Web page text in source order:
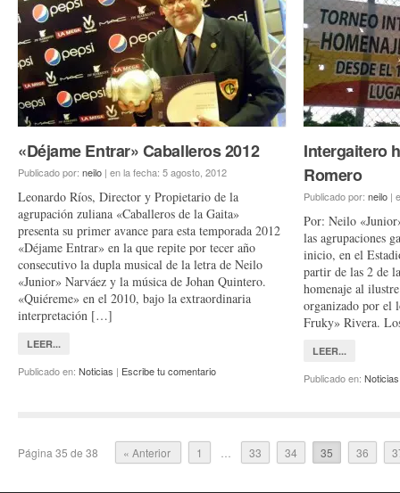
«Déjame Entrar» Caballeros 2012
Publicado por: neilo | en la fecha: 5 agosto, 2012
Leonardo Ríos, Director y Propietario de la
agrupación zuliana «Caballeros de la Gaita»
presenta su primer avance para esta temporada 2012
«Déjame Entrar» en la que repite por tecer año
consecutivo la dupla musical de la letra de Neilo
«Junior» Narváez y la música de Johan Quintero.
«Quiéreme» en el 2010, bajo la extraordinaria
interpretación […]
LEER...
Publicado en: Noticias | Escribe tu comentario
Intergaitero
Romero
Publicado por: neilo |
Por: Neilo
las agrupaciones
inicio, en el
partir de las 2 de
homenaje al
organizado por el
Fruky» Rivera.
LEER...
Publicado en: Noticias
Página 35 de 38 « Anterior 1 33 34 35 36